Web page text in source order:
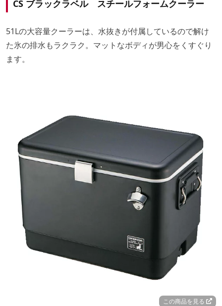
CS ブラックラベル スチールフォームクーラー
51Lの大容量クーラーは、水抜きが付属しているので解け
た氷の排水もラクラク。マットなボディが男心をくすぐり
ます。
この商品を見る